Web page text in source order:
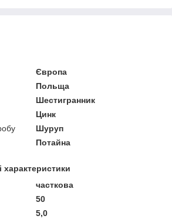
Європа
Польща
Шестигранник
Цинк
Шуруп
Потайна
характеристики
часткова
50
5,0